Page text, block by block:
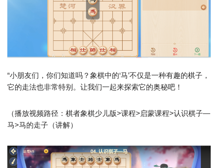
“小朋友们，你们知道吗？象棋中的‘马’不仅是一种有趣的棋子，
它的走法也非常特别。让我们一起来探索它的奥秘吧！
（播放视频路径：棋者象棋少儿版>课程>启蒙课程>认识棋子—
马>马的走子（讲解）